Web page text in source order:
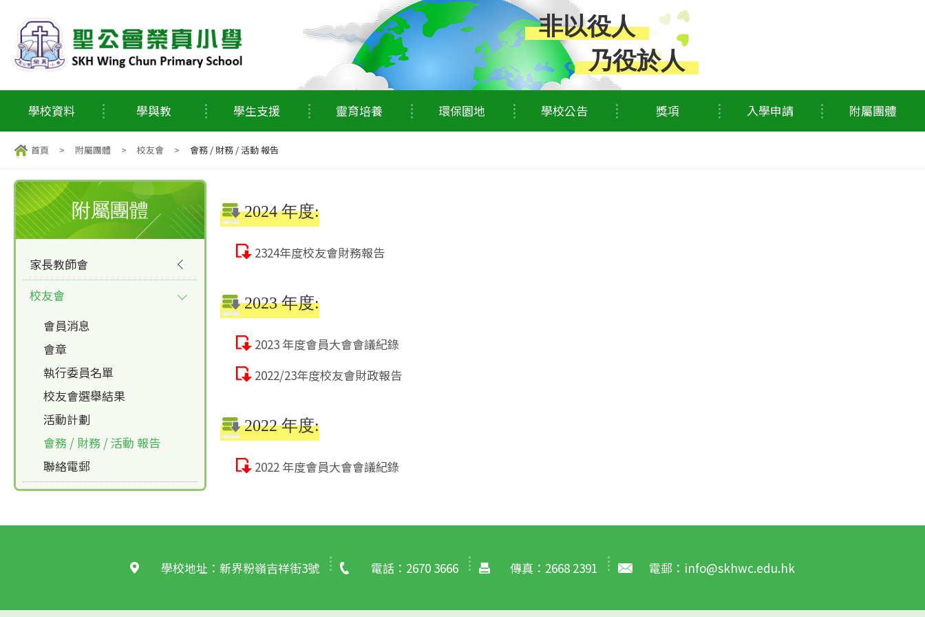
非以役人
乃役於人
學校資料 學與教 學生支援 靈育培養 環保園地 學校公告 獎項 入學申請 附屬團體
首頁 > 附屬團體 > 校友會 > 會務 / 財務 / 活動 報告
2024 年度:
2324年度校友會財務報告
2023 年度:
2023 年度會員大會會議紀錄
2022/23年度校友會財政報告
2022 年度:
2022 年度會員大會會議紀錄
附屬團體
家長教師會
校友會
會員消息
會章
執行委員名單
校友會選舉結果
活動計劃
會務 / 財務 / 活動 報告
聯絡電郵
學校地址：新界粉嶺吉祥街3號 電話：2670 3666 傳真：2668 2391 電郵： info@skhwc.edu.hk